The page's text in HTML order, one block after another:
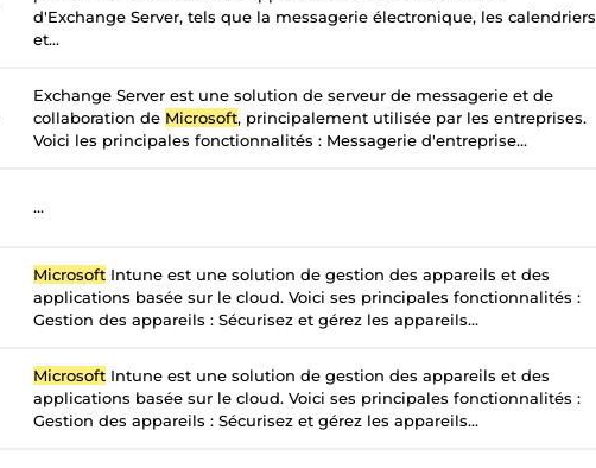
d'Exchange Server, tels que la messagerie électronique, les calendriers
et...
Exchange Server est une solution de serveur de messagerie et de
collaboration de Microsoft, principalement utilisée par les entreprises.
Voici les principales fonctionnalités : Messagerie d'entreprise...
...
Microsoft Intune est une solution de gestion des appareils et des
applications basée sur le cloud. Voici ses principales fonctionnalités :
Gestion des appareils : Sécurisez et gérez les appareils...
Microsoft Intune est une solution de gestion des appareils et des
applications basée sur le cloud. Voici ses principales fonctionnalités :
Gestion des appareils : Sécurisez et gérez les appareils...